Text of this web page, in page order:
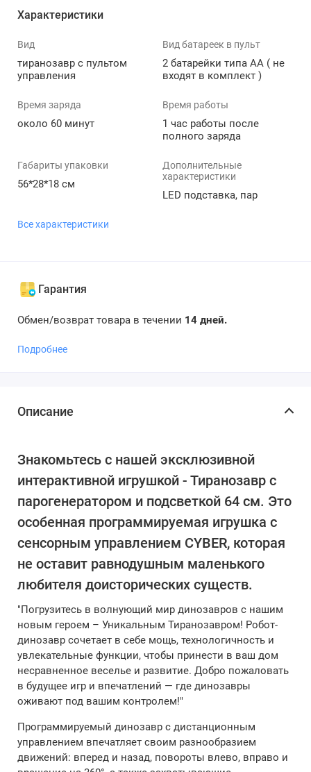
Характеристики
Вид
тиранозавр с пультом
управления
Вид батареек в пульт
2 батарейки типа АА ( не
входят в комплект )
Время заряда
около 60 минут
Время работы
1 час работы после
полного заряда
Габариты упаковки
56*28*18 см
Дополнительные
характеристики
LED подставка, пар
Все характеристики
Гарантия
Обмен/возврат товара в течении 14 дней.
Подробнее
Описание
Знакомьтесь с нашей эксклюзивной
интерактивной игрушкой - Тиранозавр с
парогенератором и подсветкой 64 см. Это
особенная программируемая игрушка с
сенсорным управлением CYBER, которая
не оставит равнодушным маленького
любителя доисторических существ.
"Погрузитесь в волнующий мир динозавров с нашим
новым героем – Уникальным Тиранозавром! Робот-
динозавр сочетает в себе мощь, технологичность и
увлекательные функции, чтобы принести в ваш дом
несравненное веселье и развитие. Добро пожаловать
в будущее игр и впечатлений — где динозавры
оживают под вашим контролем!"
Программируемый динозавр с дистанционным
управлением впечатляет своим разнообразием
движений: вперед и назад, повороты влево, вправо и